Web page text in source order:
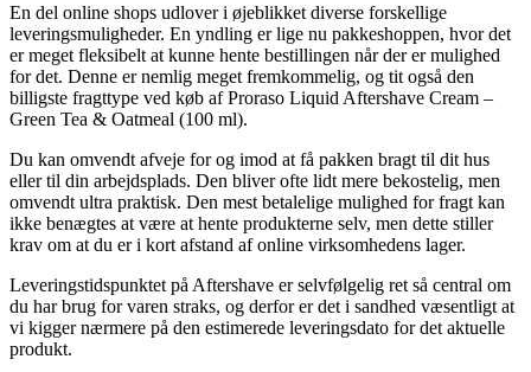
En del online shops udlover i øjeblikket diverse forskellige
leveringsmuligheder. En yndling er lige nu pakkeshoppen, hvor det
er meget fleksibelt at kunne hente bestillingen når der er mulighed
for det. Denne er nemlig meget fremkommelig, og tit også den
billigste fragttype ved køb af Proraso Liquid Aftershave Cream –
Green Tea & Oatmeal (100 ml).
Du kan omvendt afveje for og imod at få pakken bragt til dit hus
eller til din arbejdsplads. Den bliver ofte lidt mere bekostelig, men
omvendt ultra praktisk. Den mest betalelige mulighed for fragt kan
ikke benægtes at være at hente produkterne selv, men dette stiller
krav om at du er i kort afstand af online virksomhedens lager.
Leveringstidspunktet på Aftershave er selvfølgelig ret så central om
du har brug for varen straks, og derfor er det i sandhed væsentligt at
vi kigger nærmere på den estimerede leveringsdato for det aktuelle
produkt.